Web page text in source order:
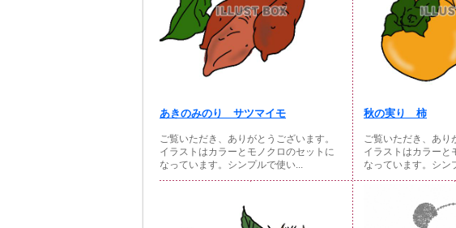
あきのみのり サツマイモ
ご覧いただき、ありがとうございます。
イラストはカラーとモノクロのセットに
なっています。シンプルで使い...
秋の実り 柿
ご覧いただき、あり
イラストはカラーと
なっています。シン